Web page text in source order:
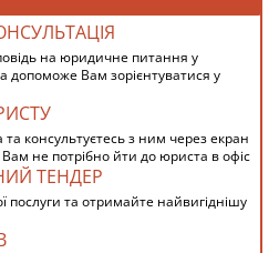
на юридичне питання у
допоможе Вам зорієнтуватися у
консультуєтесь з ним через екран
не потрібно йти до юриста в офіс
ТЕНДЕР
та отримайте найвигіднішу